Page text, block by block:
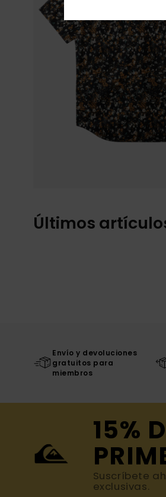
Últimos
Envío y devoluciones
gratuitos para
miembros
15%
Suscríbete
exclusivas.